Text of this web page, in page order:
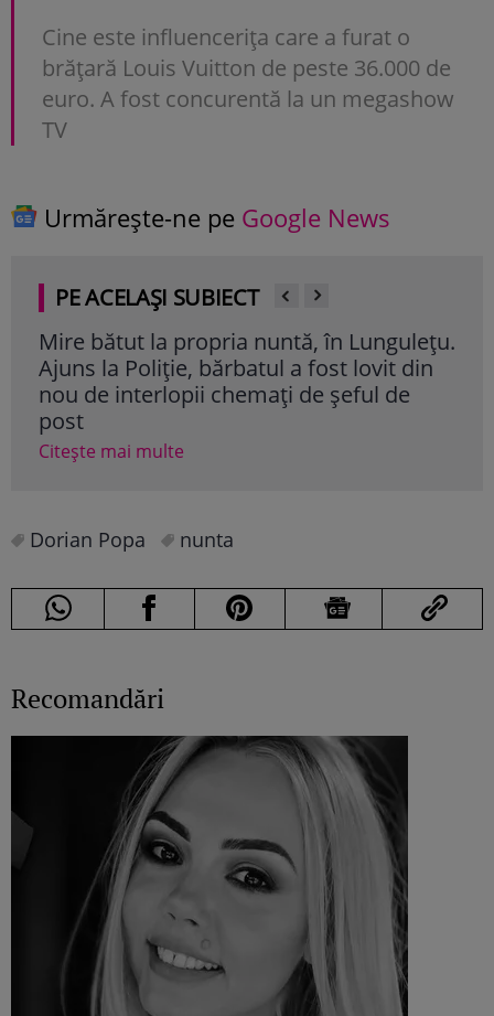
Cine este influencerița care a furat o
brățară Louis Vuitton de peste 36.000 de
euro. A fost concurentă la un megashow
TV
Urmărește-ne pe Google News
PE ACELAȘI SUBIECT
Mire bătut la propria nuntă, în Lungulețu.
Ajuns la Poliție, bărbatul a fost lovit din
nou de interlopii chemați de șeful de
post
Citește mai multe
Dorian Popa nunta
Recomandări